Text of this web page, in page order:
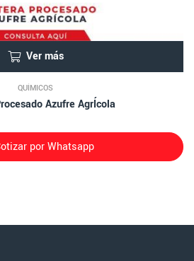
Ver más
QUÍMICOS
Azufre AgrÍcola
por Whatsapp